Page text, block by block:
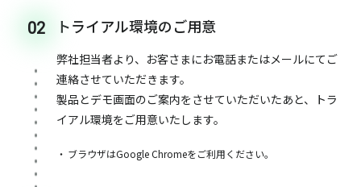
02 トライアル環境のご用意
弊社担当者より、お客さまにお電話またはメールにてご
連絡させていただきます。
製品とデモ画面のご案内をさせていただいたあと、トラ
イアル環境をご用意いたします。
ブラウザはGoogle Chromeをご利用ください。